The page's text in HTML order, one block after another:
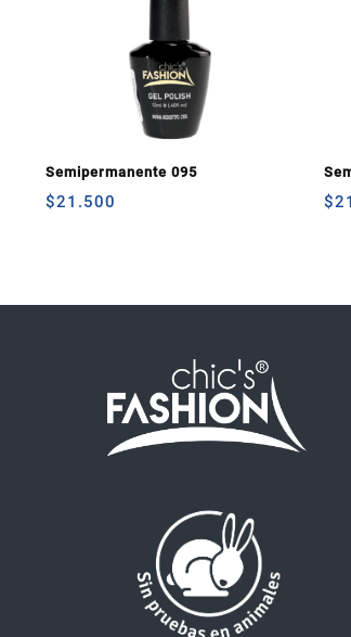
Semipermanente 095
$21.500 $